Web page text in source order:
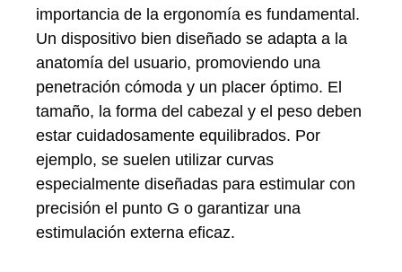
importancia de la ergonomía es fundamental.
Un dispositivo bien diseñado se adapta a la
anatomía del usuario, promoviendo una
penetración cómoda y un placer óptimo. El
tamaño, la forma del cabezal y el peso deben
estar cuidadosamente equilibrados. Por
ejemplo, se suelen utilizar curvas
especialmente diseñadas para estimular con
precisión el punto G o garantizar una
estimulación externa eficaz.